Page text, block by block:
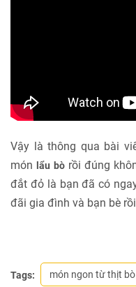
Vậy là thông qua bài
món lẩu bòrồi đúng
đắt đỏ là bạn đã có
đãi gia đình và bạn bè
Tags: món ngon từ thịt bò